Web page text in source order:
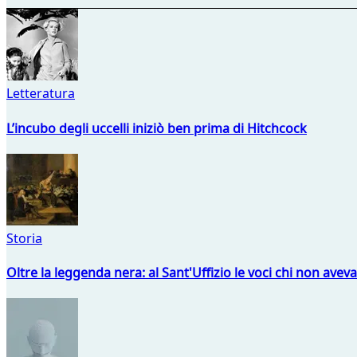
Letteratura
L’incubo degli uccelli iniziò ben prima di Hitchcock
Storia
Oltre la leggenda nera: al Sant'Uffizio le voci chi non